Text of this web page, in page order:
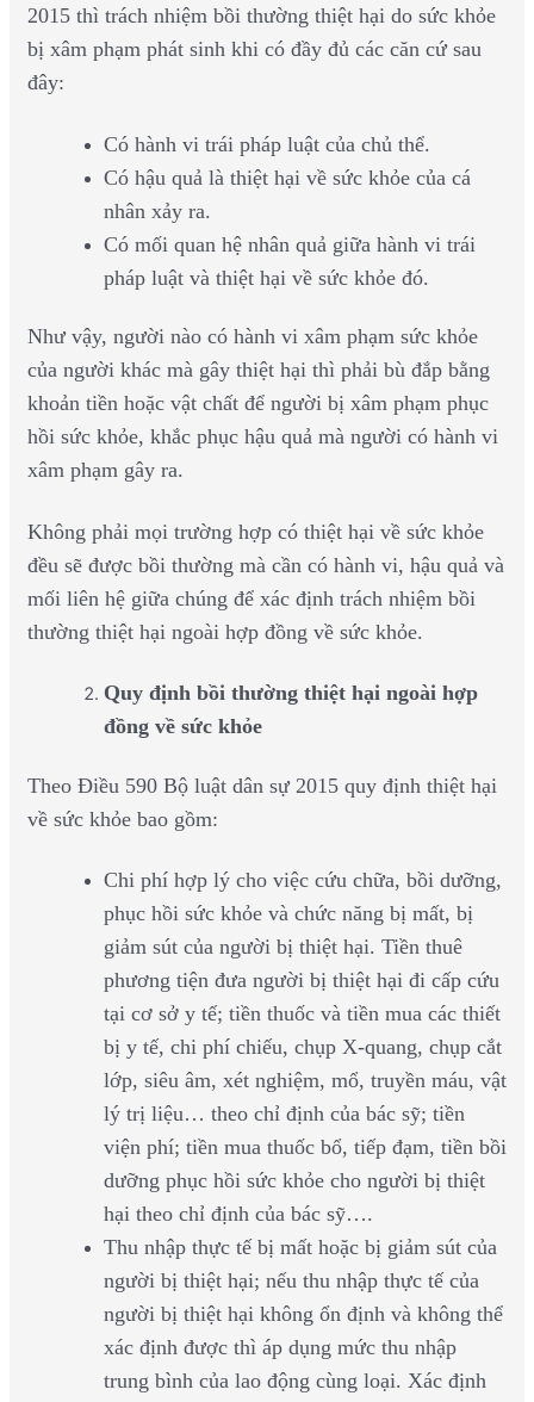
2015 thì trách nhiệm bồi thường thiệt hại do sức khỏe
bị xâm phạm phát sinh khi có đầy đủ các căn cứ sau
đây:
Có hành vi trái pháp luật của chủ thể.
Có hậu quả là thiệt hại về sức khỏe của cá
nhân xảy ra.
Có mối quan hệ nhân quả giữa hành vi trái
pháp luật và thiệt hại về sức khỏe đó.
Như vậy, người nào có hành vi xâm phạm sức khỏe
của người khác mà gây thiệt hại thì phải bù đắp bằng
khoản tiền hoặc vật chất để người bị xâm phạm phục
hồi sức khỏe, khắc phục hậu quả mà người có hành vi
xâm phạm gây ra.
Không phải mọi trường hợp có thiệt hại về sức khỏe
đều sẽ được bồi thường mà cần có hành vi, hậu quả và
mối liên hệ giữa chúng để xác định trách nhiệm bồi
thường thiệt hại ngoài hợp đồng về sức khỏe.
Quy định bồi thường thiệt hại ngoài hợp
đồng về sức khỏe
Theo Điều 590 Bộ luật dân sự 2015 quy định thiệt hại
về sức khỏe bao gồm:
Chi phí hợp lý cho việc cứu chữa, bồi dưỡng,
phục hồi sức khỏe và chức năng bị mất, bị
giảm sút của người bị thiệt hại. Tiền thuê
phương tiện đưa người bị thiệt hại đi cấp cứu
tại cơ sở y tế; tiền thuốc và tiền mua các thiết
bị y tế, chi phí chiếu, chụp X-quang, chụp cắt
lớp, siêu âm, xét nghiệm, mổ, truyền máu, vật
lý trị liệu… theo chỉ định của bác sỹ; tiền
viện phí; tiền mua thuốc bổ, tiếp đạm, tiền bồi
dưỡng phục hồi sức khỏe cho người bị thiệt
hại theo chỉ định của bác sỹ….
Thu nhập thực tế bị mất hoặc bị giảm sút của
người bị thiệt hại; nếu thu nhập thực tế của
người bị thiệt hại không ổn định và không thể
xác định được thì áp dụng mức thu nhập
trung bình của lao động cùng loại. Xác định